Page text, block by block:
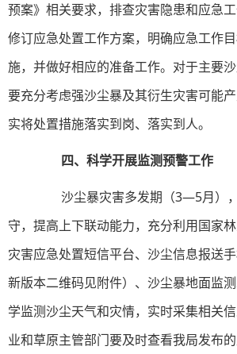
预案》相关要求，排查灾害隐患和应急
修订应急处置工作方案，明确应急工作
施，并做好相应的准备工作。对于主要沙
要充分考虑强沙尘暴及其衍生灾害可能
实将处置措施落实到岗、落实到人。
四、科学开展监测预警工作
沙尘暴灾害多发期（3—5月）
守，提高上下联动能力，充分利用国家
灾害应急处置短信平台、沙尘信息报送
新版本二维码见附件）、沙尘暴地面监
学监测沙尘天气和灾情，实时采集相关
业和草原主管部门要及时查看我局发布